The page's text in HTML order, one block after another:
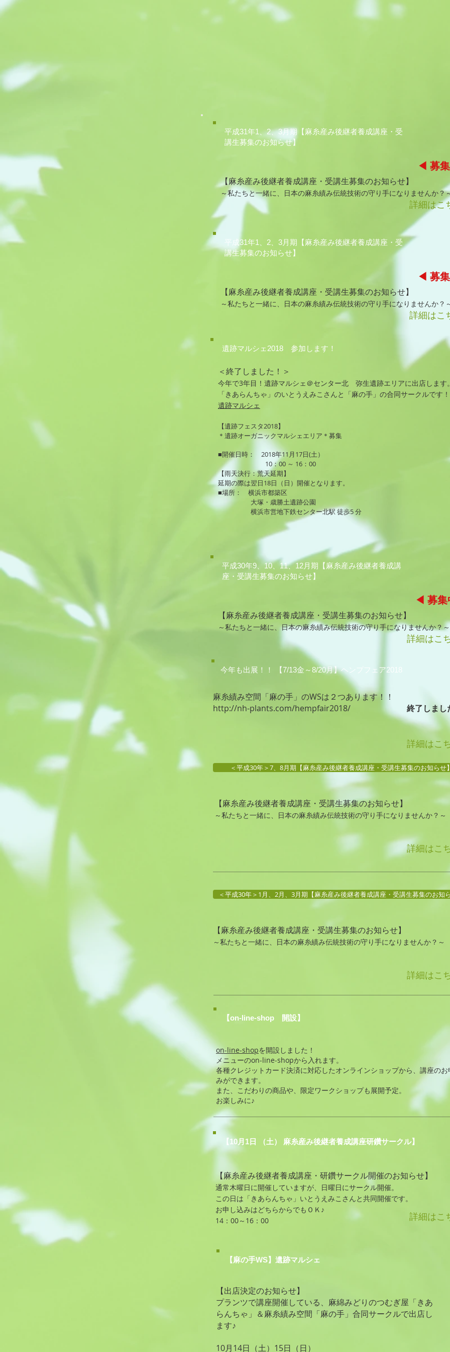
平成31年1、2、3月期【麻糸産み後継者養成講座・受
講生募集のお知らせ】
◀ 募
【麻糸産み後継者養成講座・受講生募集のお知らせ】
～私たちと一緒に、日本の麻糸績み伝統技術の守り手になりませんか？
詳細はこ
平成31年1、2、3月期【麻糸産み後継者養成講座・受
講生募集のお知らせ】
◀ 募
【麻糸産み後継者養成講座・受講生募集のお知らせ】
～私たちと一緒に、日本の麻糸績み伝統技術の守り手になりませんか？
詳細はこ
遺跡マルシェ2018 参加します！
​＜終了しました！＞
今年で3年目！遺跡マルシェ＠センター北 弥生遺跡エリアに出店します
「きあらんちゃ」のいとうえみこさんと「麻の手」の合同サークルです
遺跡マルシェ
【遺跡フェスタ2018】
＊遺跡オーガニックマルシェエリア＊募集
■開催日時： 2018年11月17日(土）
10：00 ～ 16：00
【雨天決行：荒天延期】
延期の際は翌日18日（日）開催となります。
■場所： 横浜市都築区
大塚・歳勝土遺跡公園
横浜市営地下鉄センター北駅 徒歩5 分
平成30年9、10、11、12月期【麻糸産み後継者養成講
座・受講生募集のお知らせ】
◀ 募集
【麻糸産み後継者養成講座・受講生募集のお知らせ】
～私たちと一緒に、日本の麻糸績み伝統技術の守り手になりませんか？～
詳細はこ
今年も出展！！ 【7/13金～8/20月】ヘンプフェア2018
麻糸績み空間「麻の手」のWSは２つあります！！
http://nh-plants.com/hempfair2018/
終了しまし
詳細はこ
【麻糸産み後継者養成講座・受講生募集のお知らせ】
～私たちと一緒に、日本の麻糸績み伝統技術の守り手になりませんか？～
＜平成30年＞7、8月期【麻糸産み後継者養成講座・受講生募集のお知らせ
詳細はこ
＜平成30年＞1月、2月、3月期【麻糸産み後継者養成講座・受講生募集のお知
詳細はこ
【麻糸産み後継者養成講座・受講生募集のお知らせ】
～私たちと一緒に、日本の麻糸績み伝統技術の守り手になりませんか？～
【on-line-shop 開設】
on-line-shopを開設しました！
​メニューのon-line-shopから入れます。
各種クレジットカード決済に対応したオンラインショップから、講座のお
みができます。
また、こだわりの商品や、限定ワークショップも展開予定。
お楽しみに♪
詳細はこ
【10月1日 （土） 麻糸産み後継者養成講座研鑽サークル】
【麻糸産み後継者養成講座・研鑽サークル開催のお知らせ】
通常木曜日に開催していますが、日曜日にサークル開催。
この日は「きあらんちゃ」いとうえみこさんと共同開催です。
お申し込みはどちらからでもＯＫ♪
14：00～16：00
【麻の手WS】遺跡マルシェ
【出店決定のお知らせ】
​プランツで講座開催している、 麻綿みどりのつむぎ屋「きあ
らんちゃ」＆麻糸績み空間「麻の手」合同サークルで出店し
ます♪
10月14日（土）15日（日）